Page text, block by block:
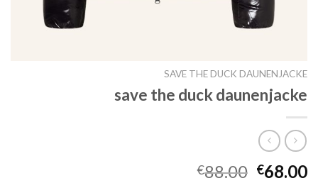
SAVE THE DUCK DAUNENJACKE
save the duck daunenjacke
€88.00 €68.00